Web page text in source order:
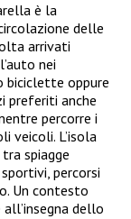
è la
delle
arrivati
nei
biciclette oppure
preferiti anche
percorre i
veicoli. L’isola
tra spiagge
percorsi
Un contesto
dello